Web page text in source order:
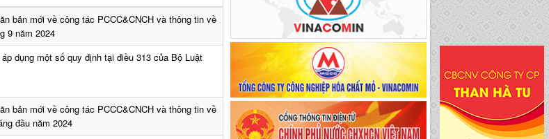
bản mới về công tác PCCC&CNCH và thông tin về
9 năm 2024
dụng một số quy định tại điều 313 của Bộ Luật
bản mới về công tác PCCC&CNCH và thông tin về
đầu năm 2024